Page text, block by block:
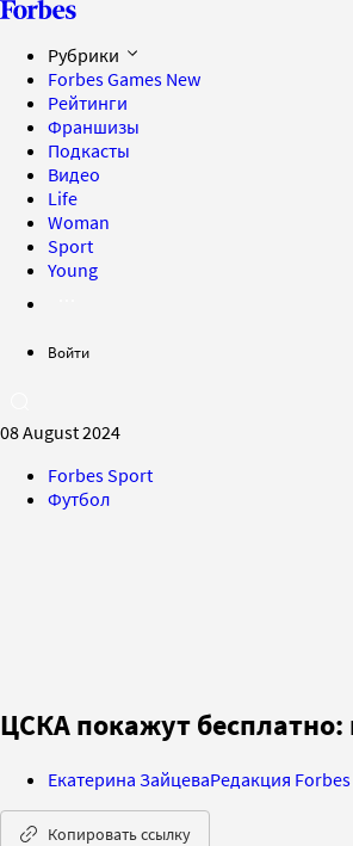
Рубрики
Forbes Games New
Рейтинги
Франшизы
Подкасты
Видео
Life
Woman
Sport
Young
Войти
08 August 2024
Forbes Sport
Футбол
ЦСКА покажут бесплатно:
Екатерина ЗайцеваРедакция Forbes
Копировать ссылку